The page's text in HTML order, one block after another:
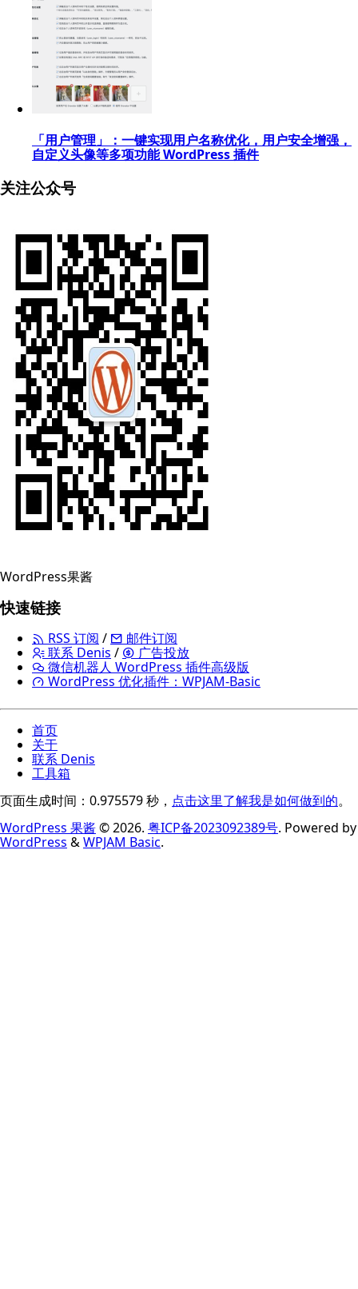
「用户管理」：一键实现用户名称优化，用户安全增强，
自定义头像等多项功能 WordPress 插件
关注公众号
WordPress果酱
快速链接
RSS 订阅 /
邮件订阅
联系 Denis /
广告投放
微信机器人 WordPress 插件高级版
WordPress 优化插件：WPJAM-Basic
首页
关于
联系 Denis
工具箱
页面生成时间：0.975579 秒， 点击这里了解我是如何做到的。
WordPress 果酱© 2026. 粤ICP备2023092389号. Powered by
WordPress &WPJAM Basic.